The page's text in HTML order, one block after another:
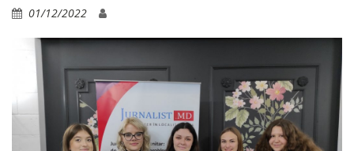
01/12/2022